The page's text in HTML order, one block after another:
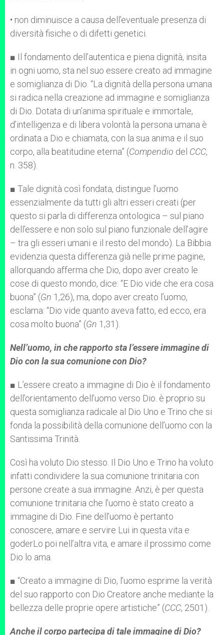
• non diminuisce a causa dell’eventuale presenza di
diversità fisiche o di difetti genetici.
■ Il fondamento dell’autentica e piena dignità, insita
in ogni uomo, sta nel suo essere creato ad immagine
e somiglianza di Dio. “La dignità della persona umana
si radica nella creazione ad immagine e somiglianza
di Dio. Dotata di un’anima spirituale e immortale,
d’intelligenza e di libera volontà la persona umana è
ordinata a Dio e chiamata, con la sua anima e il suo
corpo, alla beatitudine eterna” (Compendio del CCC,
n. 358).
■ Tale dignità così fondata, distingue l’uomo
essenzialmente da tutti gli altri esseri creati (per
questo si parla di differenza ontologica – sul piano
dell’essere e non solo sul piano funzionale dell’agire
– tra gli esseri umani e il resto del mondo). La Bibbia
evidenzia questa differenza già nelle prime pagine,
allorquando afferma che Dio, dopo aver creato le
cose di questo mondo, dice: “E Dio vide che era cosa
buona” (Gn 1,26), ma, dopo aver creato l’uomo,
esclama: “Dio vide quanto aveva fatto, ed ecco, era
cosa molto buona” (Gn 1,31).
Nell’uomo, in che rapporto sta l’essere immagine di
Dio con la sua comunione con Dio?
■ L’essere creato a immagine di Dio è il fondamento
dell’orientamento dell’uomo verso Dio. è proprio su
questa somiglianza radicale al Dio Uno e Trino che si
fonda la possibilità della comunione dell’uomo con la
Santissima Trinità.
Così ha voluto Dio stesso. Il Dio Uno e Trino ha voluto
infatti condividere la sua comunione trinitaria con
persone create a sua immagine. Anzi, è per questa
comunione trinitaria che l’uomo è stato creato a
immagine di Dio. Fine dell’uomo è pertanto
conoscere, amare e servire Lui in questa vita e
goderLo poi nell’altra vita, e amare il prossimo come
Dio lo ama.
■ “Creato a immagine di Dio, l’uomo esprime la verità
del suo rapporto con Dio Creatore anche mediante la
bellezza delle proprie opere artistiche” (CCC, 2501).
Anche il corpo partecipa di tale immagine di Dio?